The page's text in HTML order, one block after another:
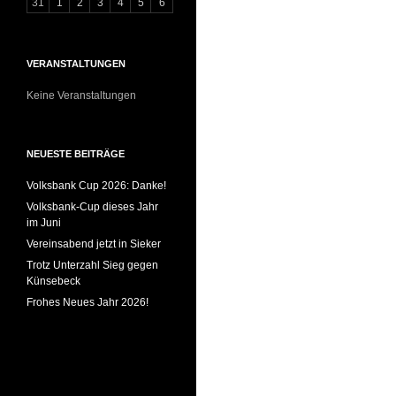
VERANSTALTUNGEN
Keine Veranstaltungen
NEUESTE BEITRÄGE
Volksbank Cup 2026: Danke!
Volksbank-Cup dieses Jahr
im Juni
Vereinsabend jetzt in Sieker
Trotz Unterzahl Sieg gegen
Künsebeck
Frohes Neues Jahr 2026!